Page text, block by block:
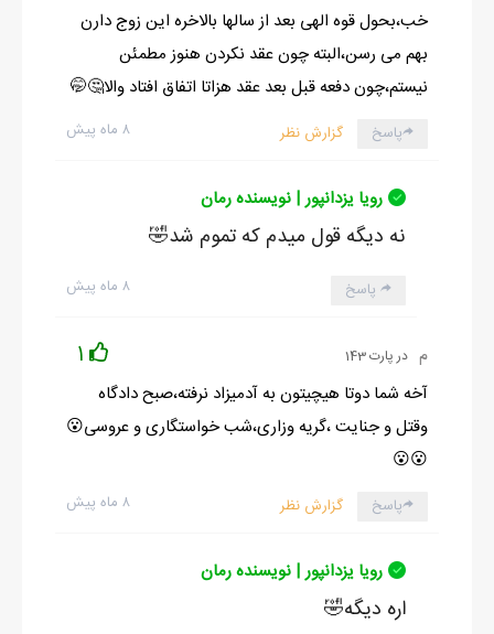
خب،بحول قوه الهی بعد از سالها بالاخره این زوج دارن
بهم می رسن،البته چون عقد نکردن هنوز مطمئن
نیستم،چون دفعه قبل بعد عقد هزاتا اتفاق افتاد والا🤔🤭
۸ ماه پیش پاسخ گزارش نظر
رویا یزدانپور | نویسنده رمان
نه دیگه قول میدم که تموم شد🤣
۸ ماه پیش پاسخ
م در پارت 143 1
آخه شما دوتا هیچیتون به آدمیزاد نرفته،صبح دادگاه
وقتل و جنایت ،گریه وزاری،شب خواستگاری و عروسی😮
😮😮
۸ ماه پیش پاسخ گزارش نظر
رویا یزدانپور | نویسنده رمان
اره دیگه🤣